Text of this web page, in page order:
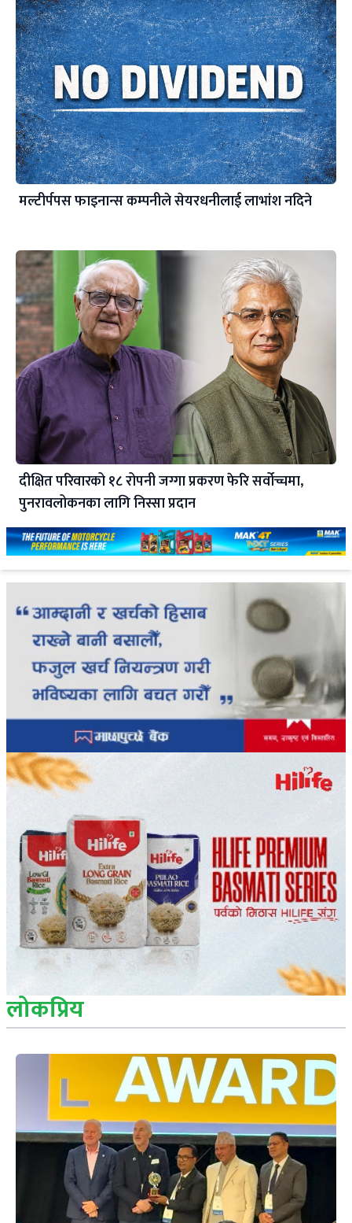
मल्टीर्पपस फाइनान्स कम्पनीले सेयरधनीलाई लाभांश नदिने
दीक्षित परिवारको १८ रोपनी जग्गा प्रकरण फेरि सर्वोच्चमा,
पुनरावलोकनका लागि निस्सा प्रदान
लोकप्रिय